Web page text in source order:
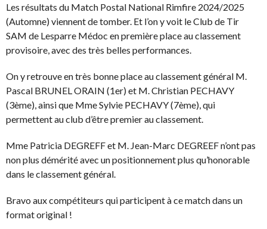
Les résultats du Match Postal National Rimfire 2024/2025
(Automne) viennent de tomber. Et l’on y voit le Club de Tir
SAM de Lesparre Médoc en première place au classement
provisoire, avec des très belles performances.
On y retrouve en très bonne place au classement général M.
Pascal BRUNEL ORAIN (1er) et M. Christian PECHAVY
(3ème), ainsi que Mme Sylvie PECHAVY (7ème), qui
permettent au club d’être premier au classement.
Mme Patricia DEGREFF et M. Jean-Marc DEGREEF n’ont pas
non plus démérité avec un positionnement plus qu’honorable
dans le classement général.
Bravo aux compétiteurs qui participent à ce match dans un
format original !